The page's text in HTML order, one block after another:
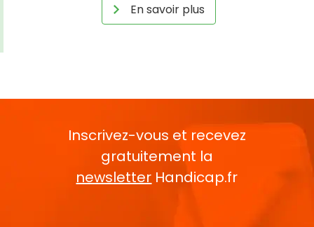
En savoir plus
Inscrivez-vous et recevez
gratuitement la
newsletter Handicap.fr